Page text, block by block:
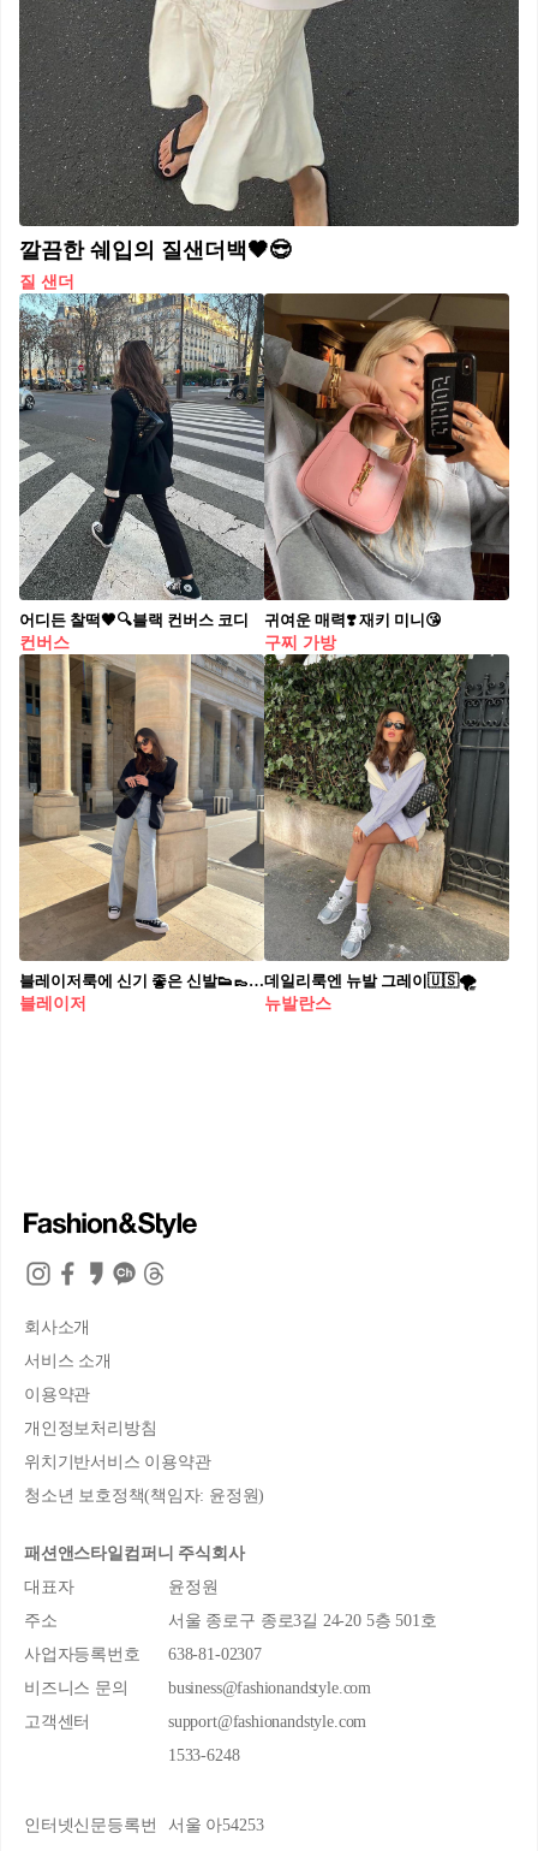
깔끔한 쉐입의 질샌더백🖤😎
질 샌더
어디든 찰떡🖤🔍블랙 컨버스 코디
컨버스
귀여운 매력❣️ 재키 미니😘
구찌 가방
블레이저룩에 신기 좋은 신발👟👞 1. 컨버스 블랙 컨버스는 캐주얼하고 미니멀한 스타일을 연출하기 좋은 아이템입니다. 블레이저와 데님을 매치한 룩에 블랙 컨버스를 더하면 편안하면서도 스타일리시한 캐주얼룩을 완성할 수 있습니다. 2. 샤넬 플랫슈즈 베이지 샤넬 플랫슈즈는 세련되고 우아한 느낌으로 포멀한 블레이저룩에 단정한 포인트를 더할 수 있는 아이템입니다. 블레이저룩에 니트를 걸쳐 페미닌한 무드를 더해보세요. 3. 아디다스 삼바 아디다스 삼바는 편하면서도 트렌디한 아이템입니다. 블레이저와 매치해 캐주얼&미니멀 스타일링으로 연출해 보세요. 4. 프라다 로퍼 프라다 로퍼는 고급스러운 무드의 스타일링을 연출할 수 있는 아이템으로 블레이저와 매치해 시크하면서도 클래식한 룩을 완성할 수 있습니다. 봄 데일리로 좋은 블레이저룩의 포인트인 슈즈 리스트를 참고해 스타일링해 보세요.🖤
블레이저
데일리룩엔 뉴발 그레이🇺🇸🌪
뉴발란스
회사소개
서비스 소개
이용약관
개인정보처리방침
위치기반서비스 이용약관
청소년 보호정책(책임자: 윤정원)
패션앤스타일컴퍼니 주식회사
대표자
윤정원
주소
서울 종로구 종로3길 24-20 5층 501호
사업자등록번호
638-81-02307
비즈니스 문의
business@fashionandstyle.com
고객센터
support@fashionandstyle.com
1533-6248
인터넷신문등록번
서울 아54253